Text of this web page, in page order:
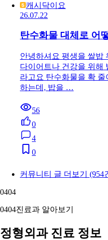
캐시닥이요
26.07.22
탄수화물 대체로 어
안녕하셔요 평생을 쌀밥
다이어트나 건강을 위해
라고요 탄수화물을 확
하는데, 밥을 …
56
0
4
0
커뮤니티 글 더보기 (954
0404
0404진료과 알아보기
정형외과 진료 정보